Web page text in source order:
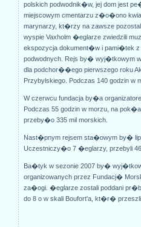
polskich podwodnik�w, jej dom jest
miejscowym cmentarzu z�o�ono
marynarzy, kt�rzy na zawsze
wyspie Vaxholm �eglarze zwiedzili
ekspozycja dokument�w i pami�tek
podwodnych. Rejs by� wyj�tkowym
dla podchor��ego pierwszego roku
Przybylskiego. Podczas 140 godzin w
W czerwcu fundacja by�a
Podczas 55 godzin w morzu, na
przeby�o 335 mil morskich.
Nast�pnym rejsem sta�owym by�
Uczestniczy�o 7 �eglarzy, przebyli
Ba�tyk w sezonie 2007 by�
organizowanych przez Fundacj�
za�ogi. �eglarze zostali poddani
do 8 o w skali Boufort'a, kt�r� przeszli